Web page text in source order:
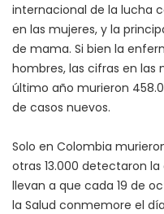
internacional de la lucha
en las mujeres, y la
de mama. Si bien la
hombres, las cifras en las
último año murieron
de casos nuevos.
Solo en Colombia
otras 13.000 detectaron
llevan a que cada 19 de
la Salud conmemore el